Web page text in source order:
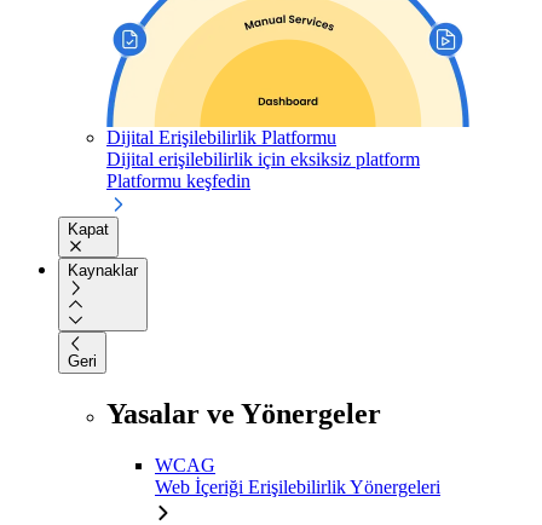
Dijital Erişilebilirlik Platformu
Dijital erişilebilirlik için eksiksiz platform
Platformu keşfedin
Kapat
Kaynaklar
Geri
Yasalar ve Yönergeler
WCAG
Web İçeriği Erişilebilirlik Yönergeleri